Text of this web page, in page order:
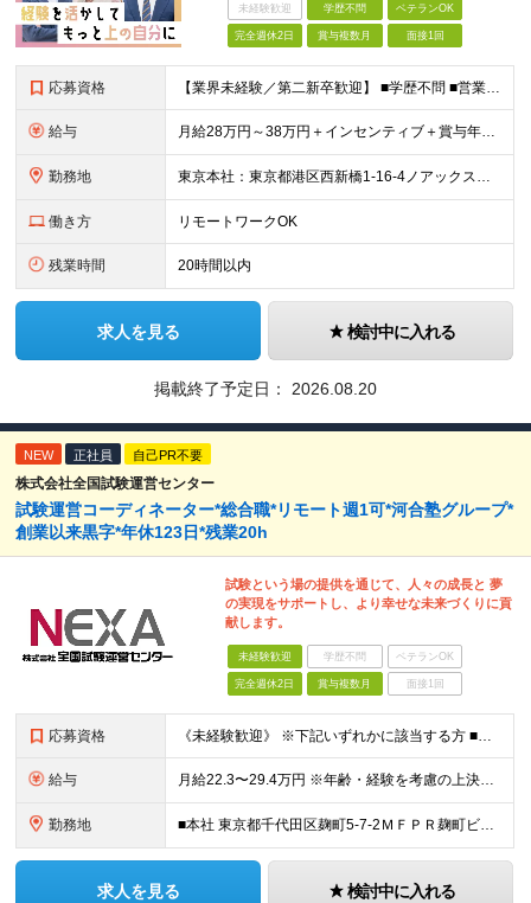
未経験歓迎 学歴不問 ベテランOK
完全週休2日 賞与複数月 面接1回
応募資格 【業界未経験／第二新卒歓迎】 ■学歴不問 ■営業経験をお持ちの方（業界・年数不問） ◎不動産・代理店営業・メーカー営業など異業種出身メンバーが活躍中！ ～優遇～ ■IT業界、人材業界の営業経験者歓
給与 月給28万円～38万円＋インセンティブ＋賞与年2回 ※経験・能力などを考慮して、優遇します。 ※固定残業代（30時間分、4万7334円以上）を含む。超過分は別途支給します。 ※6ヶ月間の試用期間があ
勤務地 東京本社：東京都港区西新橋1-16-4ノアックスビル3階 九州支社：福岡県福岡市博多区博多駅東2-5-28博多偕成ビル2階 ◎転勤はありません。 ◎週2～3回リモート可能です！ (変更の範囲)なし
働き方 リモートワークOK
残業時間 20時間以内
求人を見る 検討中に入れる
掲載終了予定日： 2026.08.20
NEW 正社員 自己PR不要
株式会社全国試験運営センター
試験運営コーディネーター*総合職*リモート週1可*河合塾グループ*
創業以来黒字*年休123日*残業20h
試験という場の提供を通じて、人々の成長と 夢
の実現をサポートし、より幸せな未来づくりに貢
献します。
未経験歓迎 学歴不問 ベテランOK
完全週休2日 賞与複数月 面接1回
応募資格 《未経験歓迎》 ※下記いずれかに該当する方 ■対人業務の経験（法人/個人、販売/交渉など種別・業種は不問） ■MicrosoftOffice（主にWordとExcel）の基本操作が出来る方 ～下記の
給与 月給22.3〜29.4万円 ※年齢・経験を考慮の上決定します ※試用期間3ヶ月／給与・待遇に差異はありません ※残業代は別途全額支給いたします ※想定年収465万円〜585万円（月22時間の残業代、賞
勤務地 ■本社 東京都千代田区麹町5-7-2ＭＦＰＲ麹町ビル3階 ＜アクセス＞ 東京メトロ有楽町線麹町駅 徒歩5分 東京メトロ有楽町線永田町駅 徒歩7分 JR中央線四ツ谷駅 徒歩9分
求人を見る 検討中に入れる